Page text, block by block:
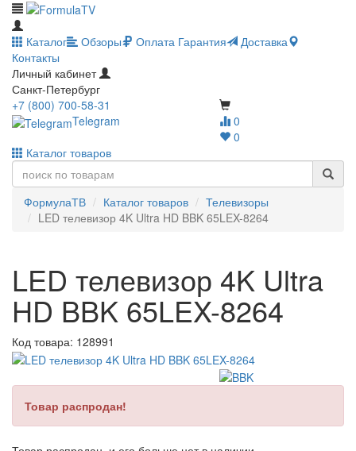
Каталог Обзоры Оплата Гарантия
Доставка
Контакты
Личный кабинет
Санкт-Петербург
0
0
+7 (800) 700-58-31
Telegram
Каталог товаров
ФормулаТВ Каталог товаров
Телевизоры
LED телевизор 4K Ultra HD BBK 65LEX-8264
LED телевизор 4K Ultra
HD BBK 65LEX-8264
Код товара: 128991
Товар распродан!